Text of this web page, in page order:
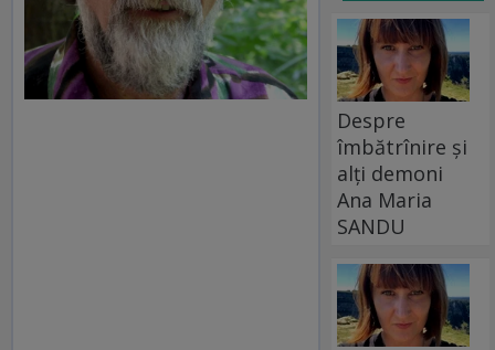
Despre
îmbătrînire și
alți demoni
Ana Maria
SANDU